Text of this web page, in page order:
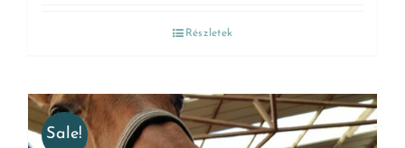
Részletek
Sale!